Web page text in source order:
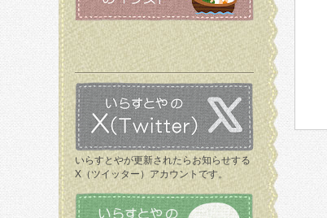
いらすとやが更新されたらお知らせする
X（ツイッター）アカウントです。